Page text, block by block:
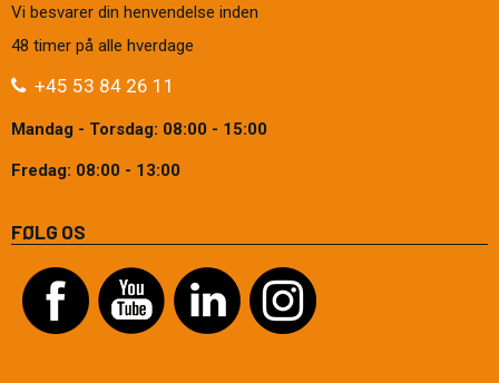
Vi besvarer din henvendelse inden
48 timer på alle hverdage
+45 53 84 26 11
Mandag - Torsdag: 08:00 - 15:00
Fredag: 08:00 - 13:00
FØLG OS